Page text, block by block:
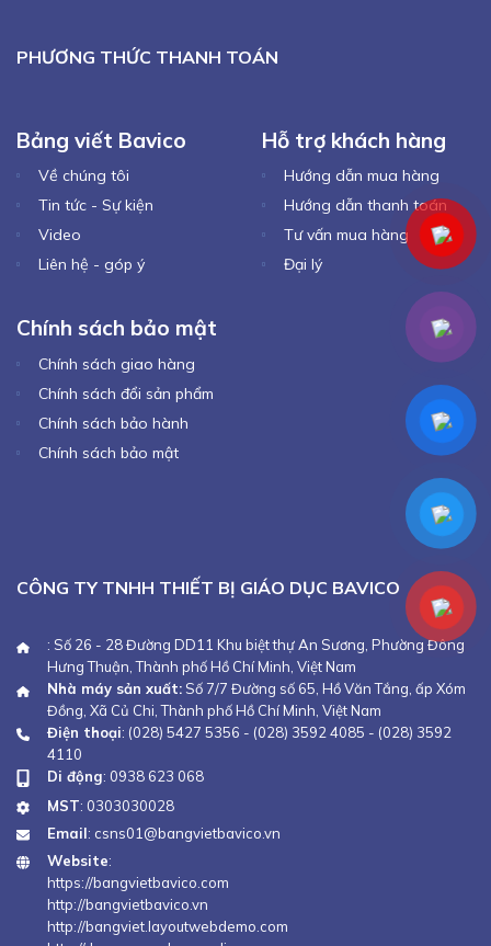
PHƯƠNG THỨC THANH TOÁN
Bảng viết Bavico
Về chúng tôi
Tin tức - Sự kiện
Video
Liên hệ - góp ý
Hỗ trợ khách hàng
Hướng dẫn mua hàng
Hướng dẫn thanh toán
Tư vấn mua hàng
Đại lý
Chính sách bảo mật
Chính sách giao hàng
Chính sách đổi sản phẩm
Chính sách bảo hành
Chính sách bảo mật
CÔNG TY TNHH THIẾT BỊ GIÁO DỤC BAVICO
: Số 26 - 28 Đường DD11 Khu biệt thự An Sương, Phường Đông
Hưng Thuận, Thành phố Hồ Chí Minh, Việt Nam
Nhà máy sản xuất: Số 7/7 Đường số 65, Hồ Văn Tắng, ấp Xóm
Đồng, Xã Củ Chi, Thành phố Hồ Chí Minh, Việt Nam
Điện thoại: (028) 5427 5356 - (028) 3592 4085 - (028) 3592
4110
Di động: 0938 623 068
MST: 0303030028
Email: csns01@bangvietbavico.vn
Website:
https://bangvietbavico.com
http://bangvietbavico.vn
http://bangviet.layoutwebdemo.com